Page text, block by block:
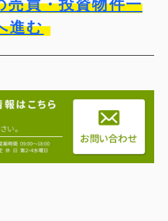
売買・投資物件一
進む